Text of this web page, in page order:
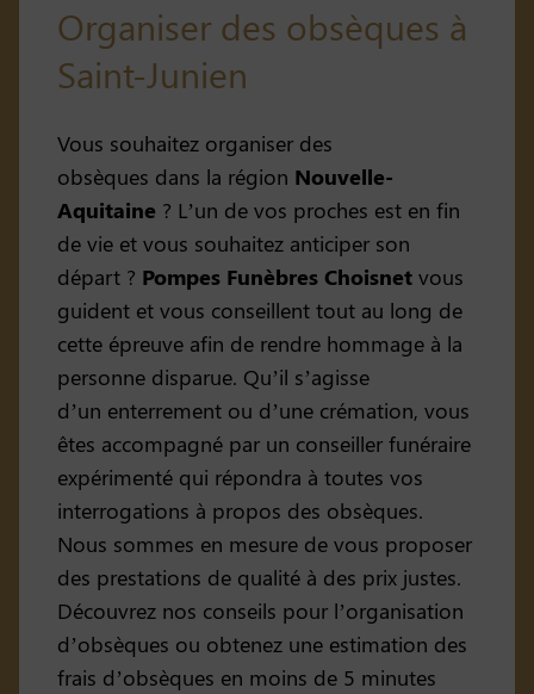
Organiser des obsèques à
Saint-Junien
Vous souhaitez organiser des
obsèques dans la région Nouvelle-
Aquitaine ? L’un de vos proches est en fin
de vie et vous souhaitez anticiper son
départ ? Pompes Funèbres Choisnet vous
guident et vous conseillent tout au long de
cette épreuve afin de rendre hommage à la
personne disparue. Qu’il s’agisse
d’un enterrement ou d’une crémation, vous
êtes accompagné par un conseiller funéraire
expérimenté qui répondra à toutes vos
interrogations à propos des obsèques.
Nous sommes en mesure de vous proposer
des prestations de qualité à des prix justes.
Découvrez nos conseils pour l’organisation
d’obsèques ou obtenez une estimation des
frais d’obsèques en moins de 5 minutes